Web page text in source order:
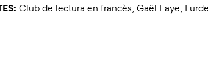
Club de lectura en francès, Gaël Faye,